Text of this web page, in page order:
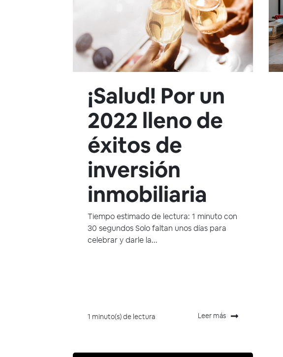
¡Salud! Por un
2022 lleno de
éxitos de
inversión
inmobiliaria
Tiempo estimado de lectura: 1 minuto con
30 segundos Solo faltan unos días para
celebrar y darle la...
1 minuto(s) de lectura Leer más